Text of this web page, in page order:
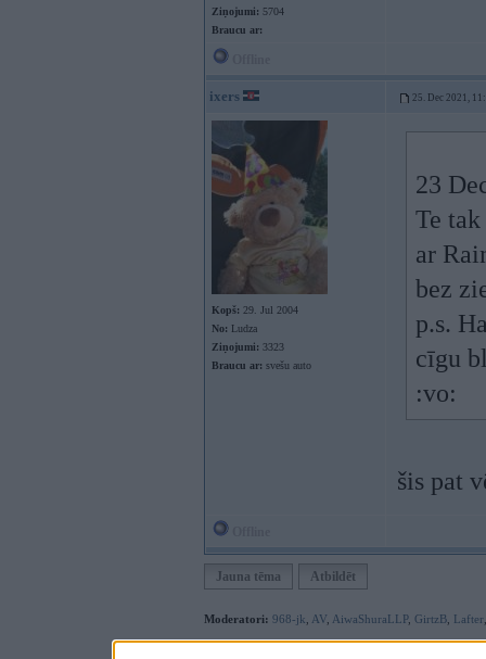
Ziņojumi: 5704
Braucu ar:
ixers 25. Dec 2021,
Kopš: 29. Jul 2004
No: Ludza
Ziņojumi: 3323
Braucu ar: svešu auto
23
Te
ar
bez
p.s.
cīgu
:vo:
šis pat
Jauna tēma Atbildēt
Moderatori: 968-jk AV AiwaShuraLLP, GirtzB Lafter